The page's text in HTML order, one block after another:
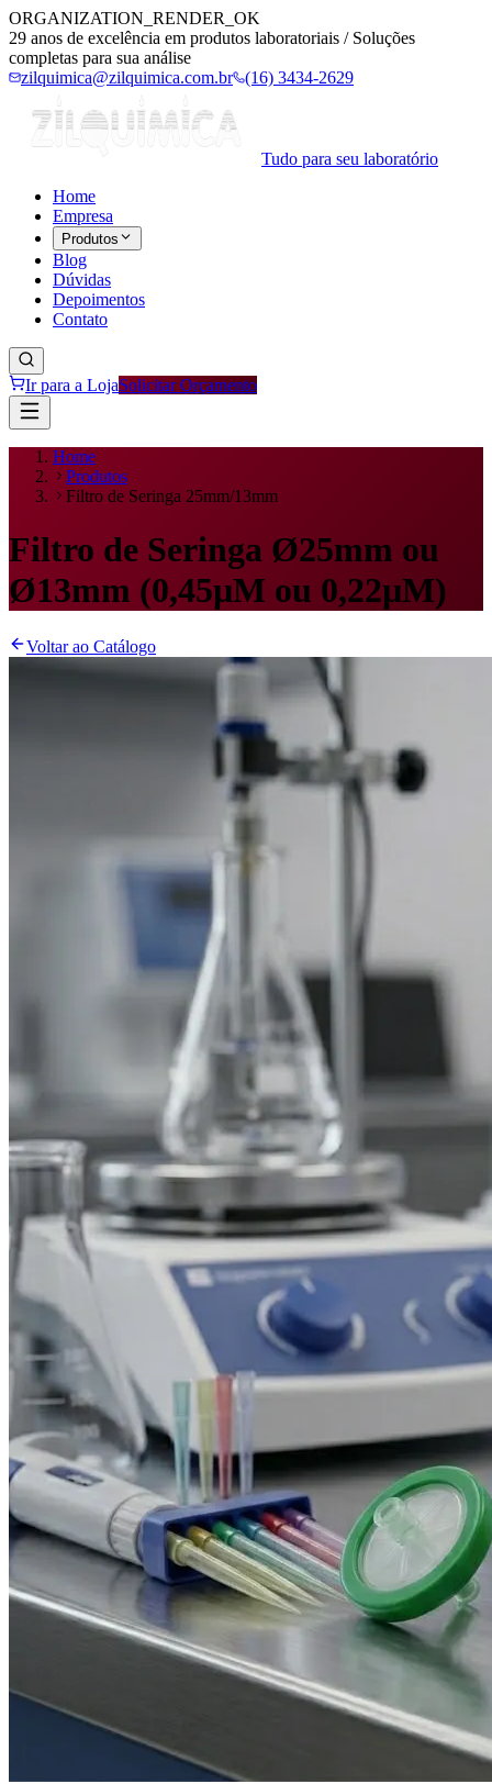
ORGANIZATION_RENDER_OK
29 anos de excelência em produtos laboratoriais / Soluções
completas para sua análise
zilquimica@zilquimica.com.br
(16) 3434-2629
Tudo para seu laboratório
Home
Empresa
Produtos
Blog
Dúvidas
Depoimentos
Contato
Ir para a LojaSolicitar Orçamento
Home
Produtos
Filtro de Seringa 25mm/13mm
Filtro de Seringa Ø25mm ou
Ø13mm (0,45µM ou 0,22µM)
Voltar ao Catálogo